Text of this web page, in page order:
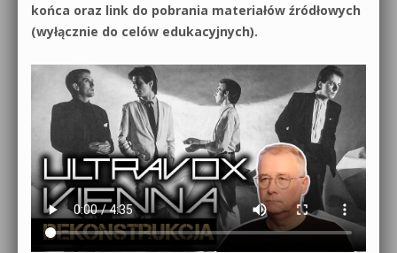
Wyszukiwanie
końca oraz link do pobrania materiałów źródłowych
(wyłącznie do celów edukacyjnych).